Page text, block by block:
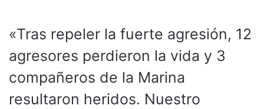
«Tras repeler la fuerte agresión, 12
agresores perdieron la vida y 3
compañeros de la Marina
resultaron heridos. Nuestro